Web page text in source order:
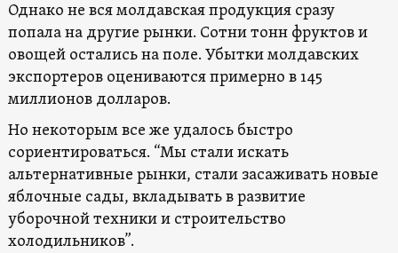
Однако не вся молдавская продукция сразу
попала на другие рынки. Сотни тонн фруктов и
овощей остались на поле. Убытки молдавских
экспортеров оцениваются примерно в 145
миллионов долларов.
Но некоторым все же удалось быстро
сориентироваться. “Мы стали искать
альтернативные рынки, стали засаживать новые
яблочные сады, вкладывать в развитие
уборочной техники и строительство
холодильников”.